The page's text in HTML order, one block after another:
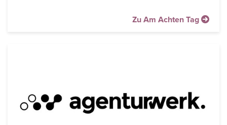
Zu Am Achten Tag